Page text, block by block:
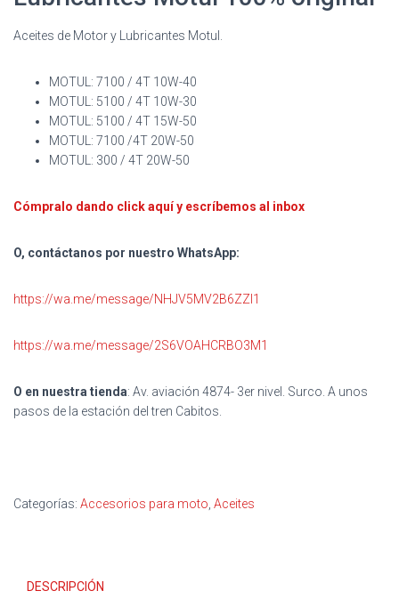
Aceites de Motor y Lubricantes Motul.
MOTUL: 7100 / 4T 10W-40
MOTUL: 5100 / 4T 10W-30
MOTUL: 5100 / 4T 15W-50
MOTUL: 7100 /4T 20W-50
MOTUL: 300 / 4T 20W-50
Cómpralo dando click aquí y escríbemos al inbox
O, contáctanos por nuestro WhatsApp:
https://wa.me/message/NHJV5MV2B6ZZI1
https://wa.me/message/2S6VOAHCRBO3M1
O en nuestra tienda: Av. aviación 4874- 3er nivel. Surco. A unos
pasos de la estación del tren Cabitos.
Categorías: Accesorios para moto Aceites
DESCRIPCIÓN